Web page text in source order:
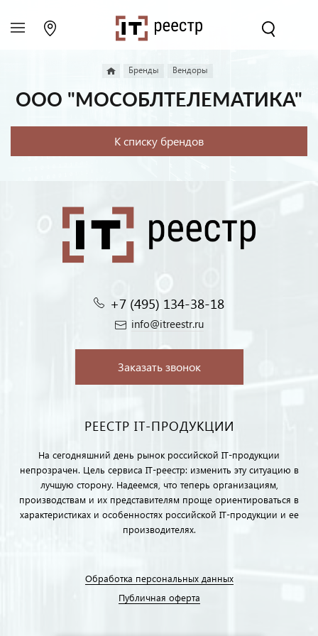
Бренды Вендоры
ООО "МОСОБЛТЕЛЕМАТИКА"
К списку брендов
+7 (495) 134-38-18‬
info@itreestr.ru
Заказать звонок
РЕЕСТР IT-ПРОДУКЦИИ
На сегодняшний день рынок российской IT-продукции
непрозрачен. Цель сервиса IT-реестр: изменить эту ситуацию в
лучшую сторону. Надеемся, что теперь организациям,
производствам и их представителям проще ориентироваться в
характеристиках и особенностях российской IT-продукции и ее
производителях.
Обработка персональных данных
Публичная оферта